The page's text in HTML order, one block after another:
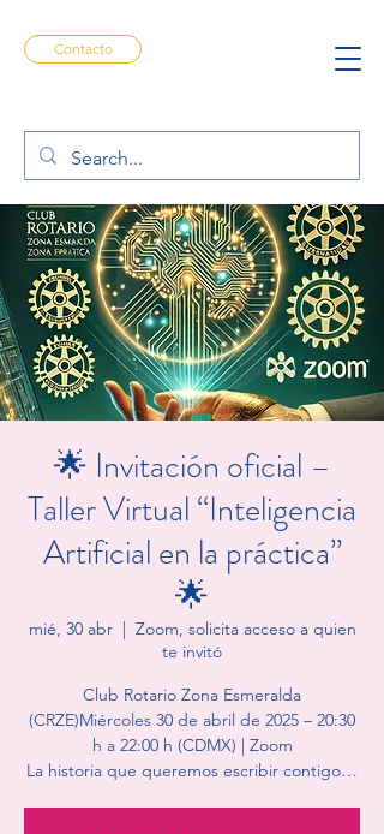
Contacto
🌟 Invitación oficial –
Taller Virtual “Inteligencia
Artificial en la práctica”
🌟
mié, 30 abr
  |
Zoom, solicita acceso a quien
te invitó
Club Rotario Zona Esmeralda
(CRZE)Miércoles 30 de abril de 2025 – 20:30
h a 22:00 h (CDMX) | Zoom
La historia que queremos escribir contigo…